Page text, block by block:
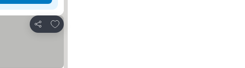
Partilhar
Adicionar aos favoritos